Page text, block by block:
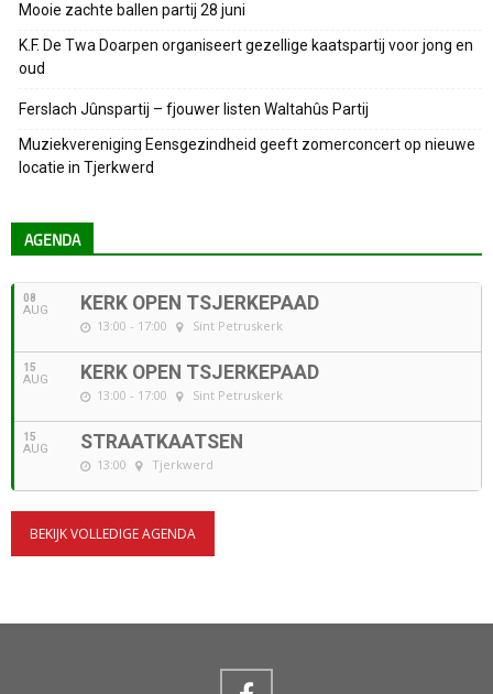
Mooie zachte ballen partij 28 juni
K.F. De Twa Doarpen organiseert gezellige kaatspartij voor jong en
oud
Ferslach Jûnspartij – fjouwer listen Waltahûs Partij
Muziekvereniging Eensgezindheid geeft zomerconcert op nieuwe
locatie in Tjerkwerd
AGENDA
08
AUG KERK OPEN TSJERKEPAAD
13:00 - 17:00 Sint Petruskerk
15
AUG KERK OPEN TSJERKEPAAD
13:00 - 17:00 Sint Petruskerk
15
AUG STRAATKAATSEN
13:00 Tjerkwerd
BEKIJK VOLLEDIGE AGENDA